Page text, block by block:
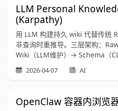
LLM Personal
(Karpathy)
用 LLM 构建持久 wiki 代替传统
非查询时重推导。三层架构：
Wiki（LLM维护）→ Schema（
2026-04-07 AI
OpenClaw 容器内浏览